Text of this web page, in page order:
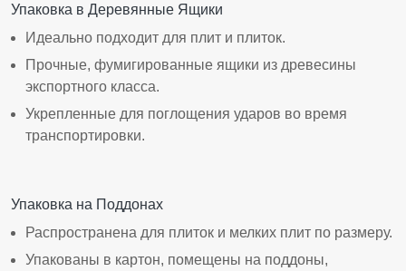
Упаковка в Деревянные Ящики
Идеально подходит для плит и плиток.
Прочные, фумигированные ящики из древесины
экспортного класса.
Укрепленные для поглощения ударов во время
транспортировки.
Упаковка на Поддонах
Распространена для плиток и мелких плит по размеру.
Упакованы в картон, помещены на поддоны,